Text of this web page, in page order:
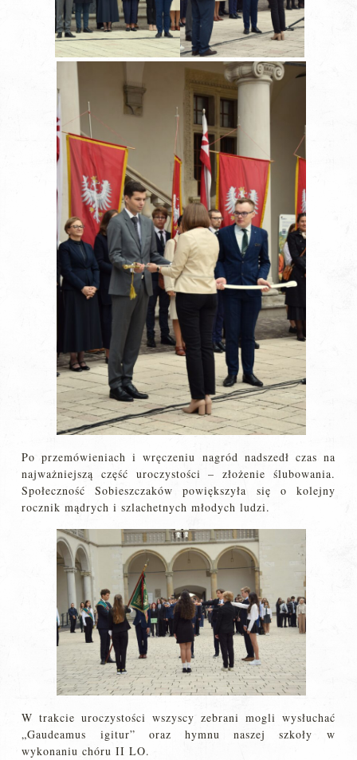
Po przemówieniach i wręczeniu nagród nadszedł czas na
najważniejszą część uroczystości – złożenie ślubowania.
Społeczność Sobieszczaków powiększyła się o kolejny
rocznik mądrych i szlachetnych młodych ludzi.
W trakcie uroczystości wszyscy zebrani mogli wysłuchać
„Gaudeamus igitur” oraz hymnu naszej szkoły w
wykonaniu chóru II LO.